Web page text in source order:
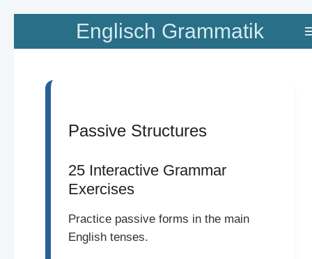
Zum
springen
Englisch Grammatik
Passive Structures
25 Interactive Grammar
Exercises
Practice passive forms in the main
English tenses.